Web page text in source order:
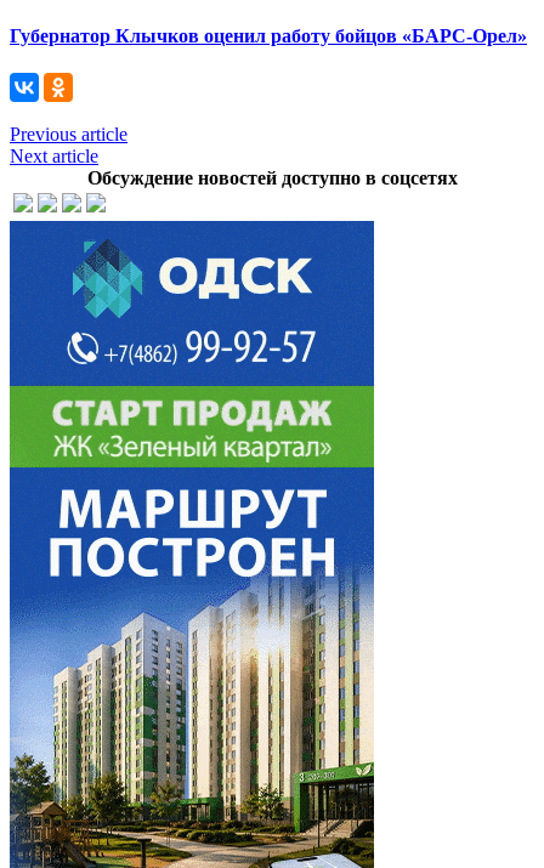
Губернатор Клычков оценил работу бойцов «БАРС-Орел»
Previous article
Next article
Обсуждение новостей доступно в соцсетях